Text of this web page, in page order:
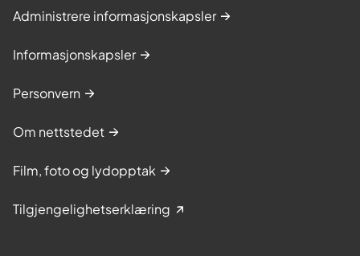
Administrere informasjonskapsler
Informasjonskapsler
Personvern
Om nettstedet
Film, foto og lydopptak
Tilgjengelighetserklæring